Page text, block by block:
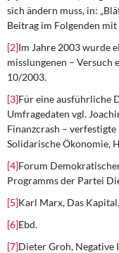
sich ändern muss, in:
Beitrag im Folgenden mit
[2]Im Jahre 2003 wurde
misslungenen – Versuch
10/2003.
[3]Für eine ausführliche
Umfragedaten vgl.
Finanzcrash –
Solidarische Ökonomie,
[4]Forum
Programms der Partei
[5]Karl Marx, Das
[6]Ebd.
[7]Dieter Groh,